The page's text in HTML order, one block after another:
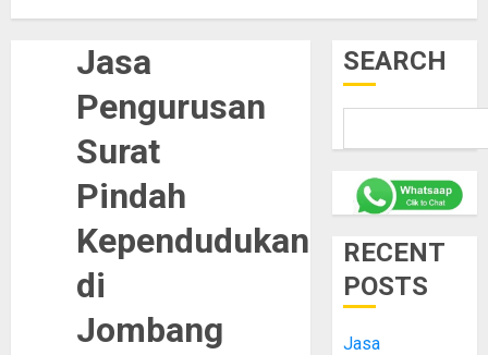
Jasa
Pengurusan
Surat
Pindah
Kependudukan
di
Jombang
SEARCH
RECENT
POSTS
Jasa